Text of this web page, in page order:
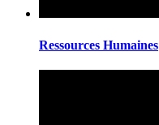
Ressources Humaines